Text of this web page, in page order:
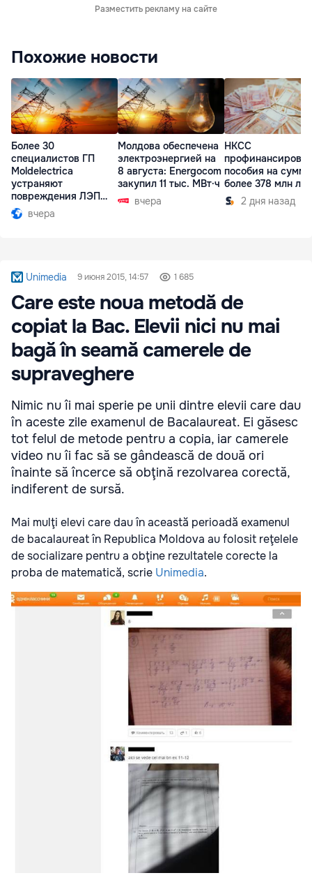
Разместить рекламу на сайте
Похожие новости
Более 30
специалистов ГП
Moldelectrica
устраняют
повреждения ЛЭП
Бельцы-Днестровск
вчера
Молдова обеспечена
электроэнергией на
8 августа: Energocom
закупил 11 тыс. МВт·ч
вчера
НКСС
пособия на сумму
более 378 млн
2 дня назад
Unimedia 9 июня 2015, 14:57 1 685
Care este noua metodă de
copiat la Bac. Elevii nici nu mai
bagă în seamă camerele de
supraveghere
Nimic nu îi mai sperie pe unii dintre elevii care dau
în aceste zile examenul de Bacalaureat. Ei găsesc
tot felul de metode pentru a copia, iar camerele
video nu îi fac să se gândească de două ori
înainte să încerce să obţină rezolvarea corectă,
indiferent de sursă.
Mai mulţi elevi care dau în această perioadă examenul
de bacalaureat în Republica Moldova au folosit reţelele
de socializare pentru a obţine rezultatele corecte la
proba de matematică, scrie Unimedia.